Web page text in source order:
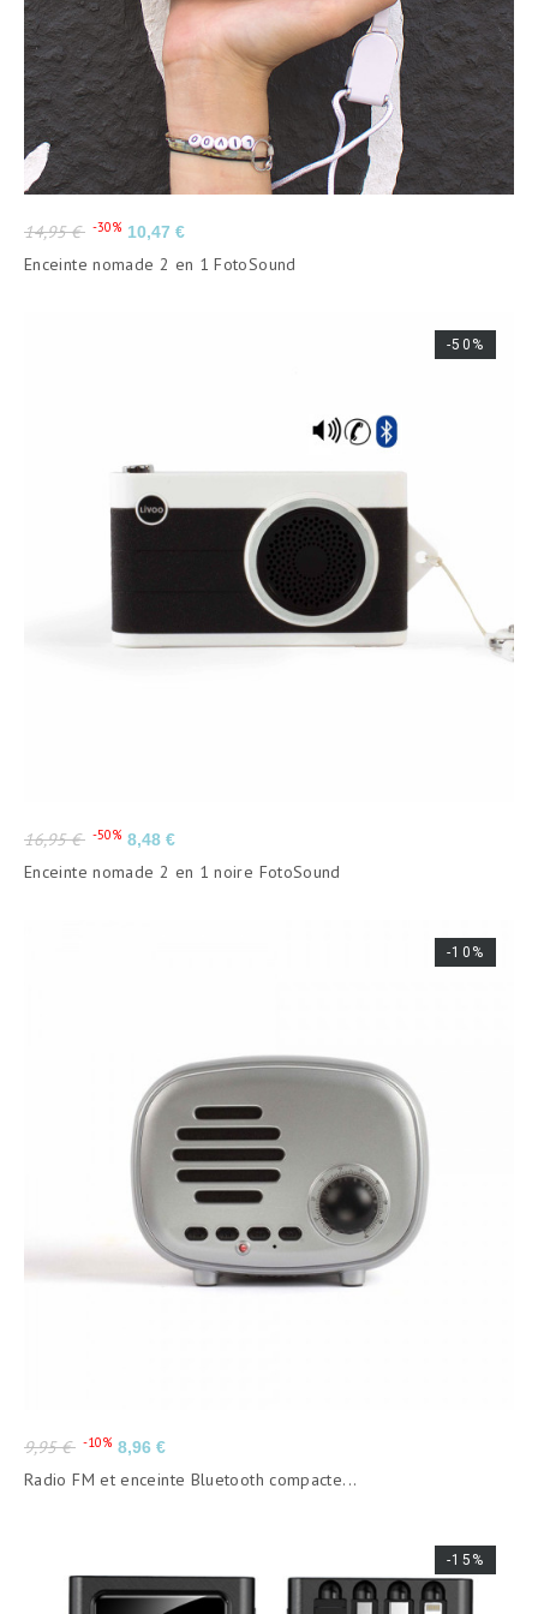
100
230
TACTILE
NON
OUI
Prix
de
base
14,95 € -30% Prix
10,47 €
Enceinte nomade 2 en 1 FotoSound
-50%
Prix
de
base
16,95 € -50% Prix
8,48 €
Enceinte nomade 2 en 1 noire FotoSound
-10%
Prix
de
base
9,95 € -10% Prix
8,96 €
Radio FM et enceinte Bluetooth compacte...
-15%